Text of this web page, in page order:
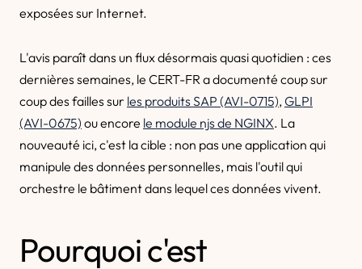
exposées sur Internet.
L'avis paraît dans un flux désormais quasi quotidien : ces
dernières semaines, le CERT-FR a documenté coup sur
coup des failles sur les produits SAP (AVI-0715),GLPI
(AVI-0675) ou encore le module njs de NGINX. La
nouveauté ici, c'est la cible : non pas une application qui
manipule des données personnelles, mais l'outil qui
orchestre le bâtiment dans lequel ces données vivent.
Pourquoi c'est